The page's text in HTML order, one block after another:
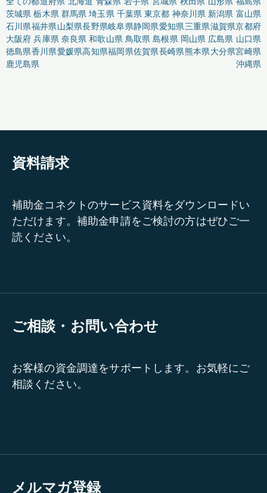
茨城県 栃木県 群馬県 埼玉県 千葉県 東京都 神奈川県 新潟県 富山県
石川県福井県山梨県長野県岐阜県静岡県愛知県三重県滋賀県京都府
大阪府 兵庫県 奈良県 和歌山県 鳥取県 島根県 岡山県 広島県 山口県
徳島県香川県愛媛県高知県福岡県佐賀県長崎県熊本県大分県宮崎県
鹿児島県
沖縄県
資料請求
補助金コネクトのサービス資料をダウンロードい
ただけます。補助金申請をご検討の方はぜひご一
読ください。
ご相談・お問い合わせ
お客様の資金調達をサポートします。お気軽にご
相談ください。
メルマガ登録